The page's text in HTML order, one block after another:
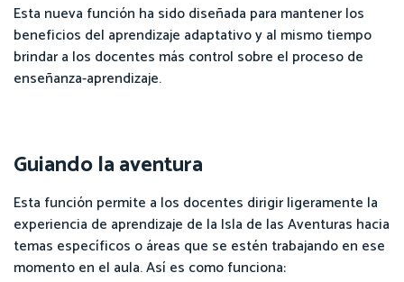
Esta nueva función ha sido diseñada para mantener los
beneficios del aprendizaje adaptativo y al mismo tiempo
brindar a los docentes más control sobre el proceso de
enseñanza-aprendizaje.
Guiando la aventura
Esta función permite a los docentes dirigir ligeramente la
experiencia de aprendizaje de la Isla de las Aventuras hacia
temas específicos o áreas que se estén trabajando en ese
momento en el aula. Así es como funciona: